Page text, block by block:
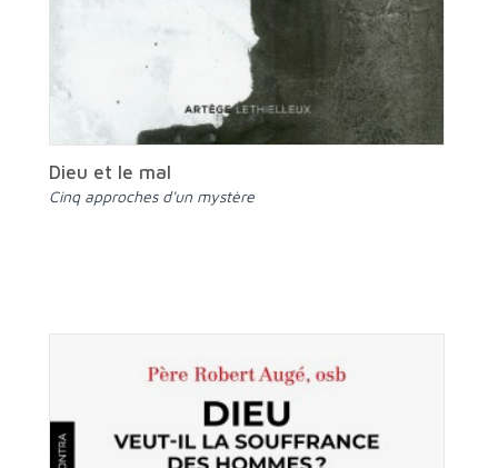
Dieu et le mal
Cinq approches d'un mystère